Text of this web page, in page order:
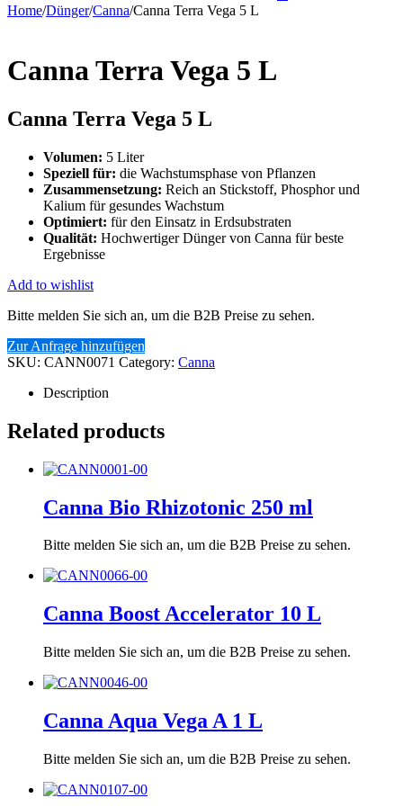
Home/Dünger/Canna/Canna Terra Vega 5 L
Canna Terra Vega 5 L
Canna Terra Vega 5 L
Volumen: 5 Liter
Speziell für: die Wachstumsphase von Pflanzen
Zusammensetzung: Reich an Stickstoff, Phosphor und
Kalium für gesundes Wachstum
Optimiert: für den Einsatz in Erdsubstraten
Qualität: Hochwertiger Dünger von Canna für beste
Ergebnisse
Add to wishlist
Bitte melden Sie sich an, um die B2B Preise zu sehen.
Zur Anfrage hinzufügen
SKU: CANN0071 Category: Canna
Description
Related products
Canna Bio Rhizotonic 250 ml
Bitte melden Sie sich an, um die B2B Preise zu sehen.
Canna Boost Accelerator 10 L
Bitte melden Sie sich an, um die B2B Preise zu sehen.
Canna Aqua Vega A 1 L
Bitte melden Sie sich an, um die B2B Preise zu sehen.